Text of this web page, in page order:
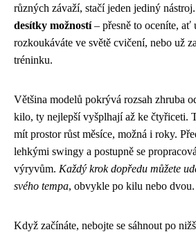
různých závaží, stačí jeden jediný nástroj.
desítky možností– přesně to oceníte, ať
rozkoukáváte ve světě cvičení, nebo už
tréninku.
Většina modelů pokrývá rozsah zhruba
kilo, ty nejlepší vyšplhají až ke čtyřiceti.
mít prostor růst měsíce, možná i roky.
lehkými swingy a postupně se
výryvům. Každý krok dopředu můžete
svého tempa, obvykle po kilu nebo dvou.
Když začínáte, nebojte se sáhnout po